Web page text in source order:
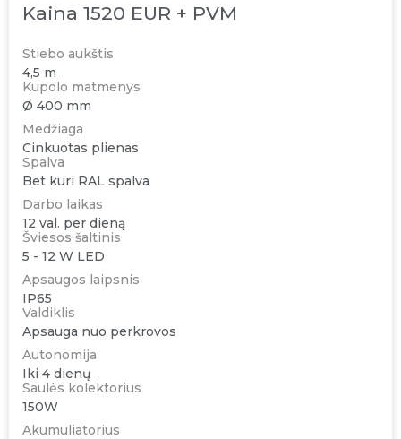
Kaina 1520 EUR + PVM
Stiebo aukštis
4,5 m
Kupolo matmenys
Ø 400 mm
Medžiaga
Cinkuotas plienas
Spalva
Bet kuri RAL spalva
Darbo laikas
12 val. per dieną
Šviesos šaltinis
5 - 12 W LED
Apsaugos laipsnis
IP65
Valdiklis
Apsauga nuo perkrovos
Autonomija
Iki 4 dienų
Saulės kolektorius
150W
Akumuliatorius